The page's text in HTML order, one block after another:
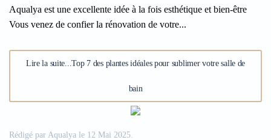
Aqualya est une excellente idée à la fois esthétique et bien-être
Vous venez de confier la rénovation de votre...
Lire la suite...Top 7 des plantes idéales pour sublimer votre salle de
bain
Rédigé par Aqualya le 12 Mai 2025.